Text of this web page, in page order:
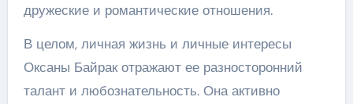
дружеские и романтические отношения.
В целом, личная жизнь и личные интересы
Оксаны Байрак отражают ее разносторонний
талант и любознательность. Она активно